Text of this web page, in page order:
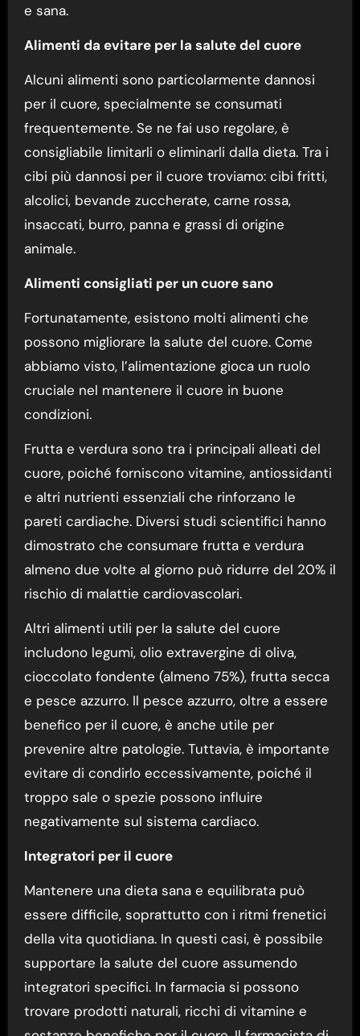
e sana.
Alimenti da evitare per la salute del cuore
Alcuni alimenti sono particolarmente dannosi
per il cuore, specialmente se consumati
frequentemente. Se ne fai uso regolare, è
consigliabile limitarli o eliminarli dalla dieta. Tra i
cibi più dannosi per il cuore troviamo: cibi fritti,
alcolici, bevande zuccherate, carne rossa,
insaccati, burro, panna e grassi di origine
animale.
Alimenti consigliati per un cuore sano
Fortunatamente, esistono molti alimenti che
possono migliorare la salute del cuore. Come
abbiamo visto, l’alimentazione gioca un ruolo
cruciale nel mantenere il cuore in buone
condizioni.
Frutta e verdura sono tra i principali alleati del
cuore, poiché forniscono vitamine, antiossidanti
e altri nutrienti essenziali che rinforzano le
pareti cardiache. Diversi studi scientifici hanno
dimostrato che consumare frutta e verdura
almeno due volte al giorno può ridurre del 20% il
rischio di malattie cardiovascolari.
Altri alimenti utili per la salute del cuore
includono legumi, olio extravergine di oliva,
cioccolato fondente (almeno 75%), frutta secca
e pesce azzurro. Il pesce azzurro, oltre a essere
benefico per il cuore, è anche utile per
prevenire altre patologie. Tuttavia, è importante
evitare di condirlo eccessivamente, poiché il
troppo sale o spezie possono influire
negativamente sul sistema cardiaco.
Integratori per il cuore
Mantenere una dieta sana e equilibrata può
essere difficile, soprattutto con i ritmi frenetici
della vita quotidiana. In questi casi, è possibile
supportare la salute del cuore assumendo
integratori specifici. In farmacia si possono
trovare prodotti naturali, ricchi di vitamine e